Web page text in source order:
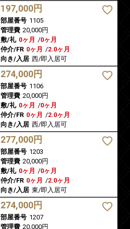
197,000円
部屋番号 1105
管理費 20,000円
敷/礼 0ヶ月 /0ヶ月
仲介/FR 0ヶ月 /2.0ヶ月
向き/入居 西/即入居可
274,000円
部屋番号 1106
管理費 20,000円
敷/礼 0ヶ月 /0ヶ月
仲介/FR 0ヶ月 /2.0ヶ月
向き/入居 西/即入居可
277,000円
部屋番号 1203
管理費 20,000円
敷/礼 0ヶ月 /0ヶ月
仲介/FR 0ヶ月 /2.0ヶ月
向き/入居 東/即入居可
274,000円
部屋番号 1207
管理費 20,000円